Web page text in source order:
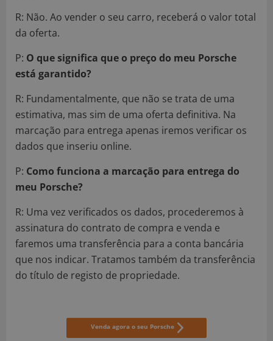
R: Não. Ao vender o seu carro, receberá o valor total
da oferta.
P: O que significa que o preço do meu Porsche
está garantido?
R: Fundamentalmente, que não se trata de uma
estimativa, mas sim de uma oferta definitiva. Na
marcação para entrega apenas iremos verificar os
dados que inseriu online.
P: Como funciona a marcação para entrega do
meu Porsche?
R: Uma vez verificados os dados, procederemos à
assinatura do contrato de compra e venda e
faremos uma transferência para a conta bancária
que nos indicar. Tratamos também da transferência
do título de registo de propriedade.
Venda agora o seu Porsche